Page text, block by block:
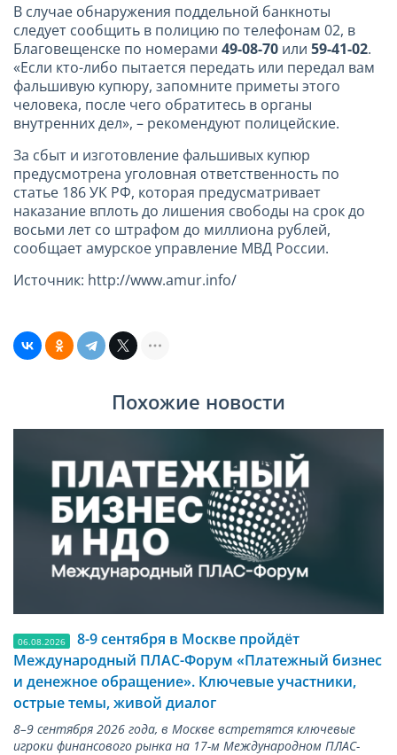
В случае обнаружения поддельной банкноты
следует сообщить в полицию по телефонам 02, в
Благовещенске по номерами 49-08-70 или 59-41-02.
«Если кто-либо пытается передать или передал вам
фальшивую купюру, запомните приметы этого
человека, после чего обратитесь в органы
внутренних дел», – рекомендуют полицейские.
За сбыт и изготовление фальшивых купюр
предусмотрена уголовная ответственность по
статье 186 УК РФ, которая предусматривает
наказание вплоть до лишения свободы на срок до
восьми лет со штрафом до миллиона рублей,
сообщает амурское управление МВД России.
Источник: http://www.amur.info/
Похожие новости
06.08.2026
8-9 сентября в Москве пройдёт
Международный ПЛАС-Форум «Платежный бизнес
и денежное обращение». Ключевые участники,
острые темы, живой диалог
8–9 сентября 2026 года, в Москве встретятся ключевые
игроки финансового рынка на 17-м Международном ПЛАС-